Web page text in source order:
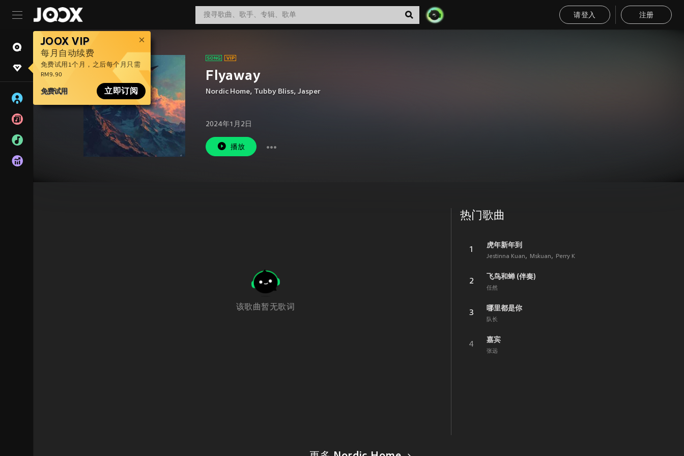
请登入 注册
JOOX VIP
每月自动续费
免费试用1个月，之后每个月只需
RM9.90
免费试用 立即订阅
Flyaway
Nordic Home, Tubby Bliss, Jasper
2024年1月2日
播放
该歌曲暂无歌词
热门歌曲
1
虎年新年到
Jestinna Kuan Mskuan Perry K
2
飞鸟和蝉 (伴奏)
任然
3
哪里都是你
队长
4
嘉宾
张远